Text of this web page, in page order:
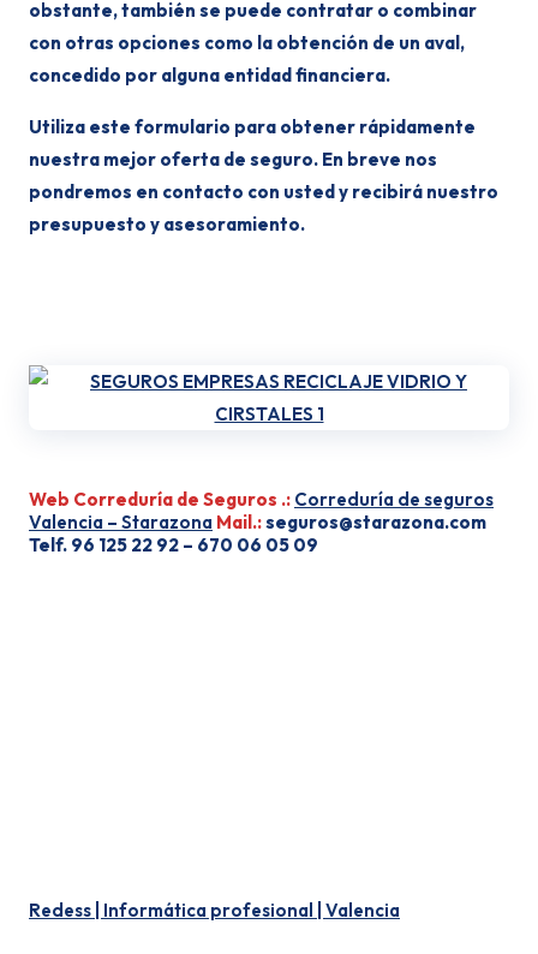
obstante, también se puede contratar o combinar
con otras opciones como la obtención de un aval,
concedido por alguna entidad financiera.
Utiliza este formulario para obtener rápidamente
nuestra mejor oferta de seguro. En breve nos
pondremos en contacto con usted y recibirá nuestro
presupuesto y asesoramiento.
Web Correduría de Seguros .: Correduría de seguros
Valencia – Starazona Mail.:seguros@starazona.com
Telf. 96 125 22 92 – 670 06 05 09
Redess | Informática profesional | Valencia